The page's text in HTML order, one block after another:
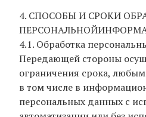
4. СПОСОБЫ И СРОКИ
4.1. Обработка
Передающей стороны
ограничения срока,
в том числе в
персональных данных с